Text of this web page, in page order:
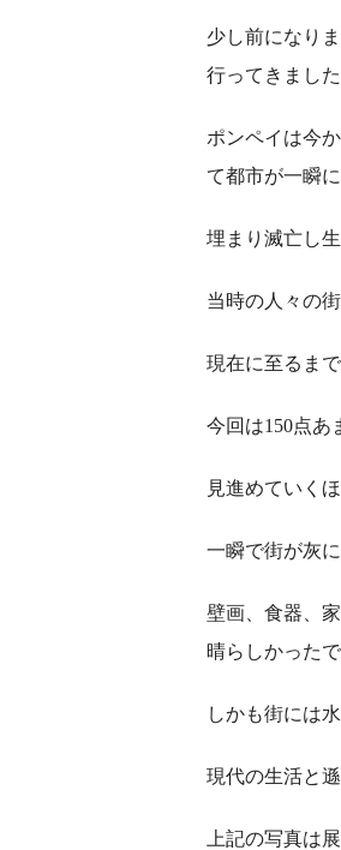
少し前になり
行ってきました
ポンペイは今
て都市が一瞬
埋まり滅亡し
当時の人々の
現在に至るま
今回は150点あ
見進めていく
一瞬で街が灰
壁画、食器、
晴らしかったで
しかも街には
現代の生活と
上記の写真は